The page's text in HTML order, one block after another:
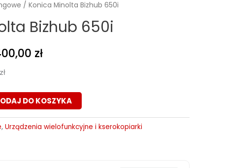
/ Konica Minolta Bizhub 650i
Bizhub 650i
zł
zł
DO KOSZYKA
, Urządzenia wielofunkcyjne i kserokopiarki